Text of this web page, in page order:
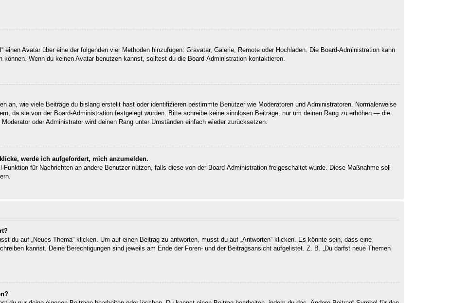
einen Avatar über eine der folgenden vier Methoden hinzufügen: Gravatar, Galerie, Remote oder Hochladen. Die Board-Administration kann
können. Wenn du keinen Avatar benutzen kannst, solltest du die Board-Administration kontaktieren.
an, wie viele Beiträge du bislang erstellt hast oder identifizieren bestimmte Benutzer wie Moderatoren und Administratoren. Normalerweise
da sie von der Board-Administration festgelegt wurden. Bitte schreibe keine sinnlosen Beiträge, nur um deinen Rang zu erhöhen — die
oder Administrator wird deinen Rang unter Umständen einfach wieder zurücksetzen.
werde ich aufgefordert, mich anzumelden.
Funktion für Nachrichten an andere Benutzer nutzen, falls diese von der Board-Administration freigeschaltet wurde. Diese Maßnahme soll
du auf „Neues Thema“ klicken. Um auf einen Beitrag zu antworten, musst du auf „Antworten“ klicken. Es könnte sein, dass eine
kannst. Deine Berechtigungen sind jeweils am Ende der Foren- und der Beitragsansicht aufgelistet. Z. B. „Du darfst neue Themen